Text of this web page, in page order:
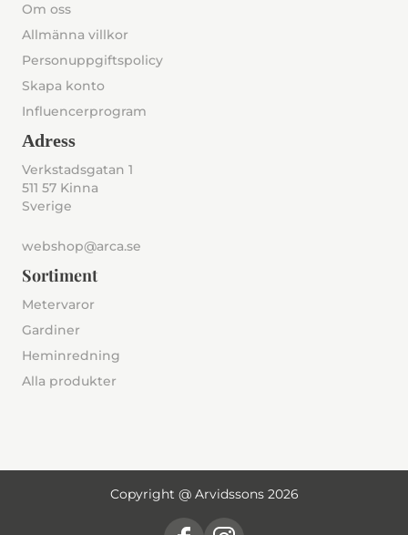
Om oss
Allmänna villkor
Personuppgiftspolicy
Skapa konto
Influencerprogram
Adress
Verkstadsgatan 1
511 57 Kinna
Sverige
webshop@arca.se
Sortiment
Metervaror
Gardiner
Heminredning
Alla produkter
Copyright @ Arvidssons 2026